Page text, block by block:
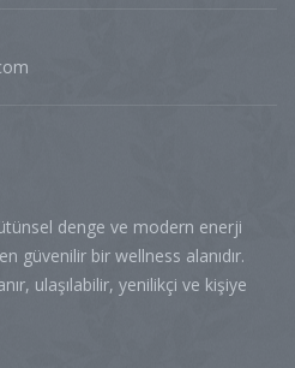
denge ve modern enerji
güvenilir bir wellness alanıdır.
ulaşılabilir, yenilikçi ve kişiye